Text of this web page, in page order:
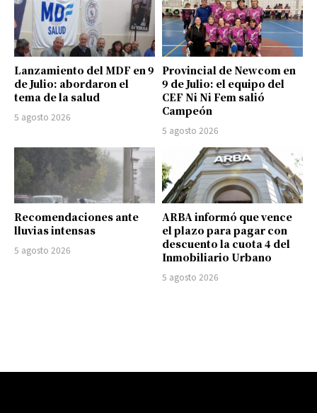
Lanzamiento del MDF en 9
de Julio: abordaron el
tema de la salud
5 agosto 2026
Provincial de Newcom en
9 de Julio: el equipo del
CEF Ni Ni Fem salió
Campeón
5 agosto 2026
Recomendaciones ante
lluvias intensas
5 agosto 2026
ARBA informó que vence
el plazo para pagar con
descuento la cuota 4 del
Inmobiliario Urbano
5 agosto 2026